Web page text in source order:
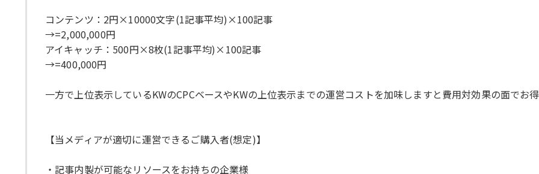
コンテンツ：2円×10000文字(1記事平均)×100記事
→=2,000,000円
アイキャッチ：500円×8枚(1記事平均)×100記事
→=400,000円
一方で上位表示しているKWのCPCベースやKWの上位表示までの運営コストを加味しますと費用対効果の面でお
【当メディアが適切に運営できるご購入者(想定)】
・記事内製が可能なリソースをお持ちの企業様